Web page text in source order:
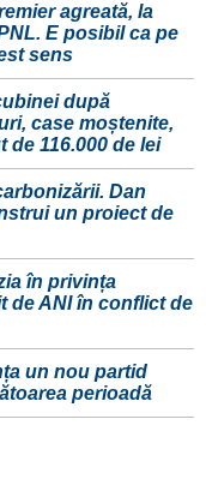
agreată, la
E posibil ca pe
sens
după
case moștenite,
de 116.000 de lei
Dan
un proiect de
în privința
de ANI în conflict de
un nou partid
perioadă